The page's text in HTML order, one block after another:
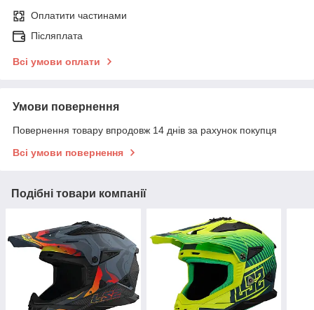
Оплатити частинами
Післяплата
Всі умови оплати
Умови повернення
Повернення товару впродовж 14 днів за рахунок покупця
Всі умови повернення
Подібні товари компанії